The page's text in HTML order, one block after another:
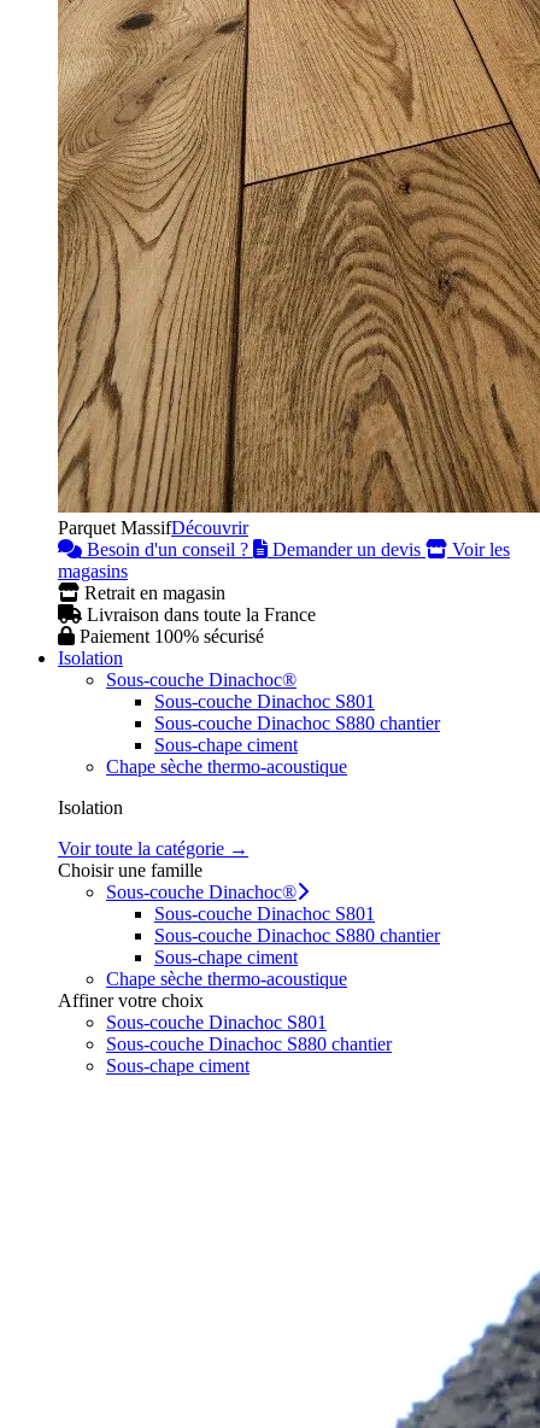
Parquet MassifDécouvrir
Besoin d'un conseil ?
Demander un devis
Voir les
magasins
Retrait en magasin
Livraison dans toute la France
Paiement 100% sécurisé
Isolation
Sous-couche Dinachoc®
Sous-couche Dinachoc S801
Sous-couche Dinachoc S880 chantier
Sous-chape ciment
Chape sèche thermo-acoustique
Isolation
Voir toute la catégorie →
Choisir une famille
Sous-couche Dinachoc®
Sous-couche Dinachoc S801
Sous-couche Dinachoc S880 chantier
Sous-chape ciment
Chape sèche thermo-acoustique
Affiner votre choix
Sous-couche Dinachoc S801
Sous-couche Dinachoc S880 chantier
Sous-chape ciment